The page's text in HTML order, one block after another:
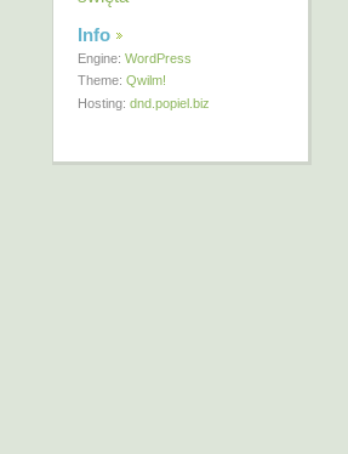
Info
Engine: WordPress
Theme: Qwilm!
Hosting: dnd.popiel.biz